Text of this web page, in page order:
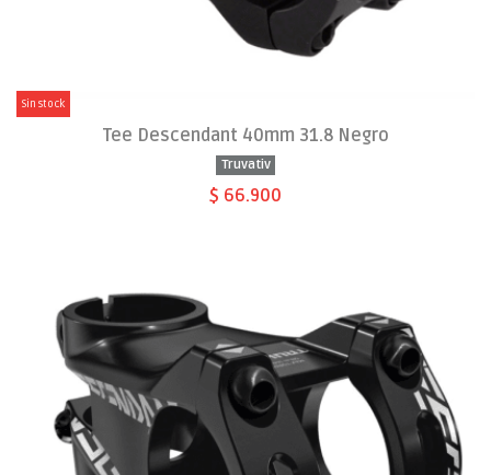
Sin stock
Tee Descendant 40mm 31.8 Negro
Truvativ
$ 66.900